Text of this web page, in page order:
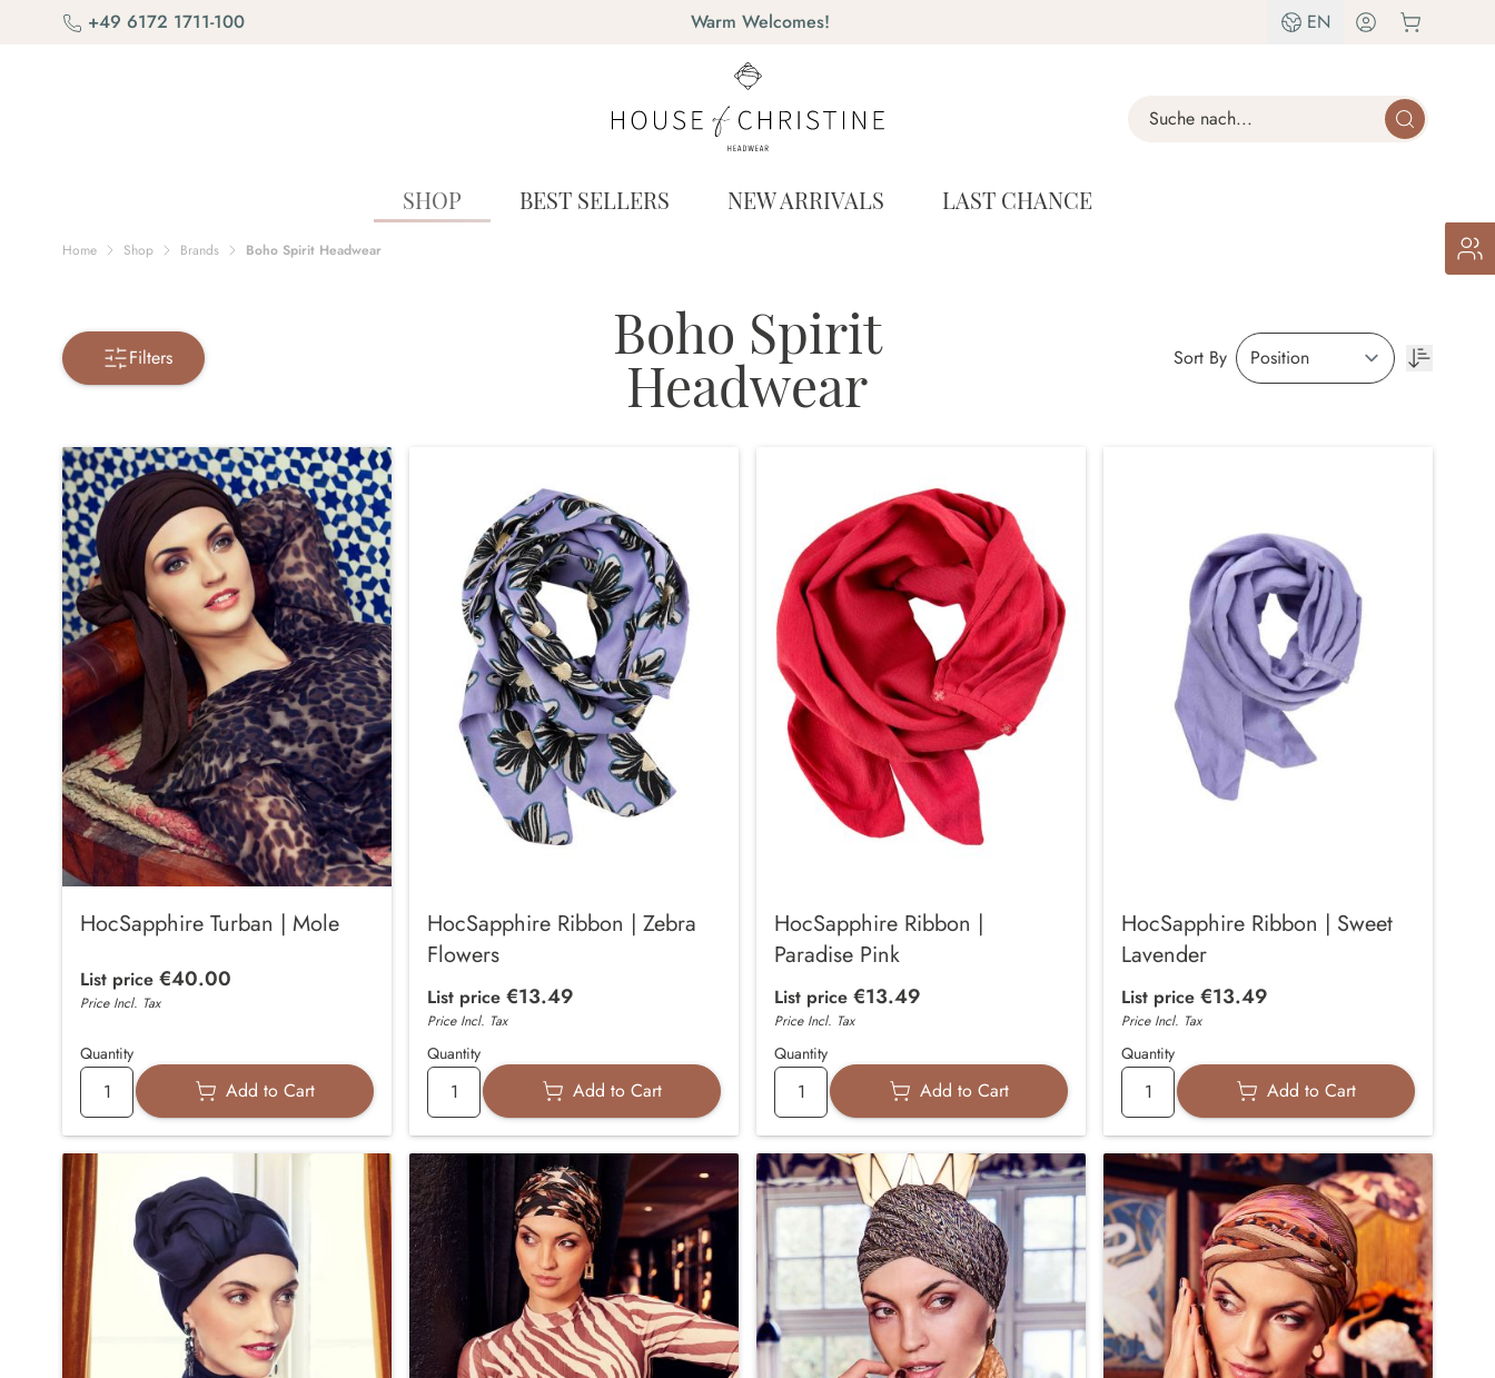
Skip to Content
Search
+49 6172 1711-100 Warm Welcomes! EN
SHOP BEST SELLERS NEW ARRIVALS LAST CHANCE
Home Shop Brands Boho Spirit Headwear
Boho Spirit
Headwear
Filters Sort By
HocSapphire Turban | Mole
List price €40.00
Price Incl. Tax
Quantity
Add to Cart
HocSapphire Ribbon | Zebra
Flowers
List price €13.49
Price Incl. Tax
Quantity
Add to Cart
HocSapphire Ribbon |
Paradise Pink
List price €13.49
Price Incl. Tax
Quantity
Add to Cart
HocSapphire Ribbon | Sweet
Lavender
List price €13.49
Price Incl. Tax
Quantity
Add to Cart